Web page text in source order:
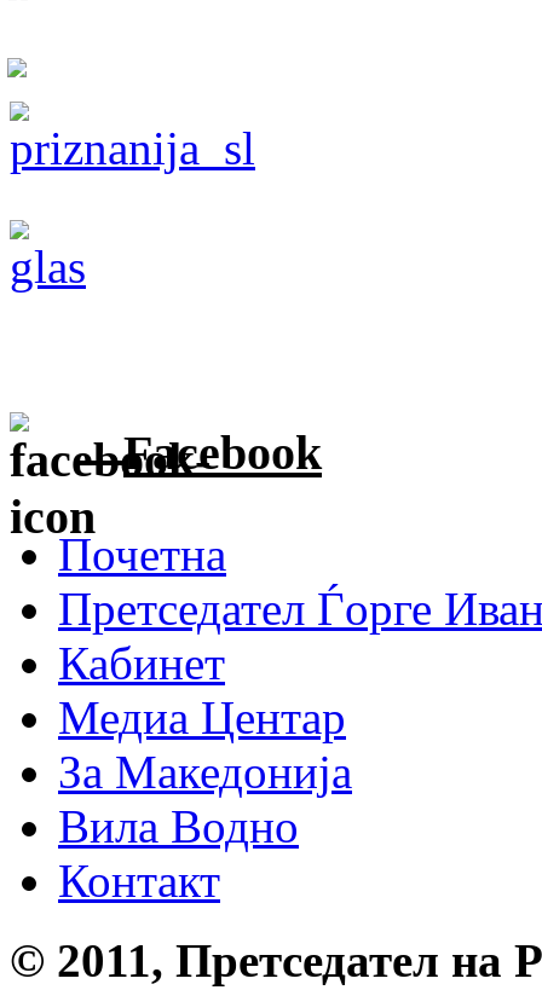
Facebook
Почетна
Претседател Ѓорге
Кабинет
Медиа Центар
За Македонија
Вила Водно
Контакт
© 2011, Претседател на